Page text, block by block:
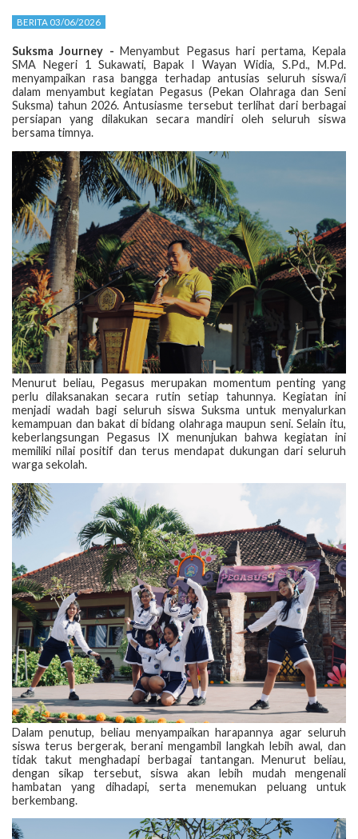
BERITA 03/06/2026
Suksma Journey -Menyambut Pegasus hari pertama, Kepala
SMA Negeri 1 Sukawati, Bapak I Wayan Widia, S.Pd., M.Pd.
menyampaikan rasa bangga terhadap antusias seluruh siswa/i
dalam menyambut kegiatan Pegasus (Pekan Olahraga dan Seni
Suksma) tahun 2026. Antusiasme tersebut terlihat dari berbagai
persiapan yang dilakukan secara mandiri oleh seluruh siswa
bersama timnya.
Menurut beliau, Pegasus merupakan momentum penting yang
perlu dilaksanakan secara rutin setiap tahunnya. Kegiatan ini
menjadi wadah bagi seluruh siswa Suksma untuk menyalurkan
kemampuan dan bakat di bidang olahraga maupun seni. Selain itu,
keberlangsungan Pegasus IX menunjukan bahwa kegiatan ini
memiliki nilai positif dan terus mendapat dukungan dari seluruh
warga sekolah.
Dalam penutup, beliau menyampaikan harapannya agar seluruh
siswa terus bergerak, berani mengambil langkah lebih awal, dan
tidak takut menghadapi berbagai tantangan. Menurut beliau,
dengan sikap tersebut, siswa akan lebih mudah mengenali
hambatan yang dihadapi, serta menemukan peluang untuk
berkembang.